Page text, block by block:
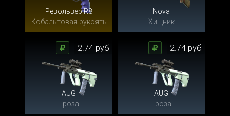
Револьвер R8
Кобальтовая рукоять
Nova
Хищник
AUG
Гроза
2.74 руб
AUG
Гроза
2.74 руб